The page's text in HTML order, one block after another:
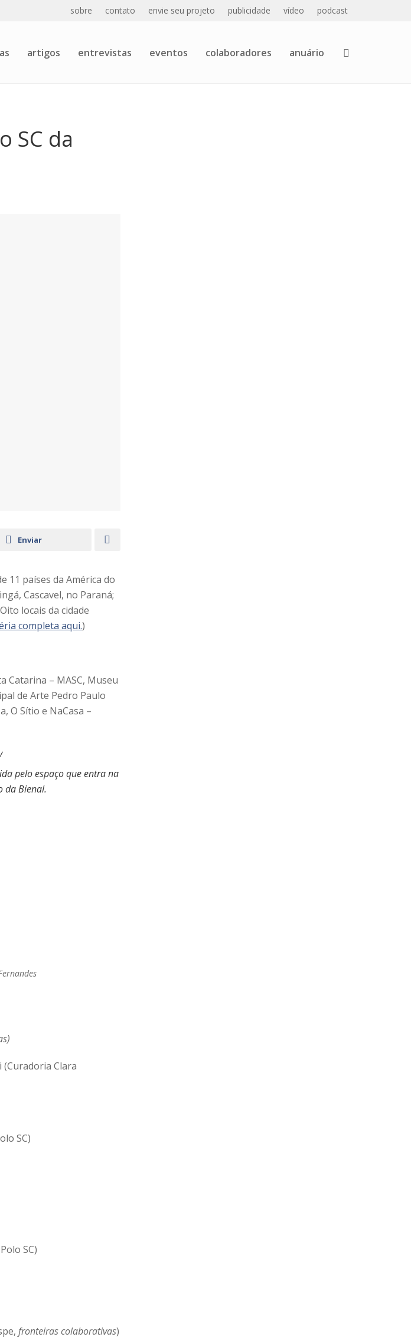
sobre contato envie seu projeto publicidade vídeo podcast
artigos entrevistas eventos colaboradores anuário
SC da
Enviar
11 países da América do
Cascavel, no Paraná;
locais da cidade
completa aqui.)
Catarina – MASC, Museu
de Arte Pedro Paulo
O Sítio e NaCasa –
pelo espaço que entra na
da Bienal.
(Curadoria Clara
SC)
SC)
fronteiras colaborativas)